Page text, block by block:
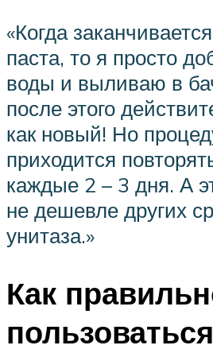
«Когда
паста, то я просто
воды и выливаю в
после этого
как новый! Но
приходится
каждые 2 – 3 дня. А
не дешевле других
унитаза.»
Как
пользоваться